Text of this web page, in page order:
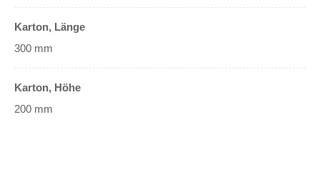
Karton, Länge
300 mm
Karton, Höhe
200 mm